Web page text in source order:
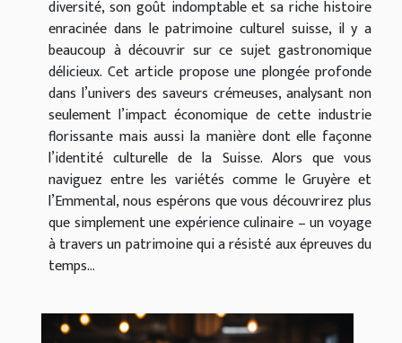
diversité, son goût indomptable et sa riche histoire
enracinée dans le patrimoine culturel suisse, il y a
beaucoup à découvrir sur ce sujet gastronomique
délicieux. Cet article propose une plongée profonde
dans l’univers des saveurs crémeuses, analysant non
seulement l’impact économique de cette industrie
florissante mais aussi la manière dont elle façonne
l’identité culturelle de la Suisse. Alors que vous
naviguez entre les variétés comme le Gruyère et
l’Emmental, nous espérons que vous découvrirez plus
que simplement une expérience culinaire – un voyage
à travers un patrimoine qui a résisté aux épreuves du
temps...